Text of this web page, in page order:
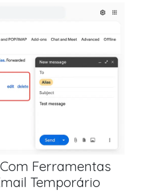
Ferramentas
Temporário